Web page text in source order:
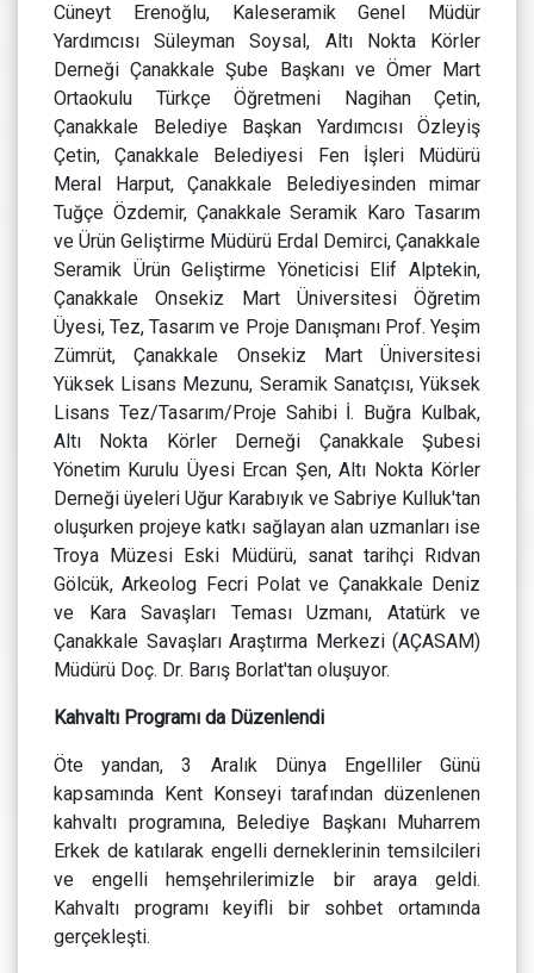
Cüneyt Erenoğlu, Kaleseramik Genel Müdür
Yardımcısı Süleyman Soysal, Altı Nokta Körler
Derneği Çanakkale Şube Başkanı ve Ömer Mart
Ortaokulu Türkçe Öğretmeni Nagihan Çetin,
Çanakkale Belediye Başkan Yardımcısı Özleyiş
Çetin, Çanakkale Belediyesi Fen İşleri Müdürü
Meral Harput, Çanakkale Belediyesinden mimar
Tuğçe Özdemir, Çanakkale Seramik Karo Tasarım
ve Ürün Geliştirme Müdürü Erdal Demirci, Çanakkale
Seramik Ürün Geliştirme Yöneticisi Elif Alptekin,
Çanakkale Onsekiz Mart Üniversitesi Öğretim
Üyesi, Tez, Tasarım ve Proje Danışmanı Prof. Yeşim
Zümrüt, Çanakkale Onsekiz Mart Üniversitesi
Yüksek Lisans Mezunu, Seramik Sanatçısı, Yüksek
Lisans Tez/Tasarım/Proje Sahibi İ. Buğra Kulbak,
Altı Nokta Körler Derneği Çanakkale Şubesi
Yönetim Kurulu Üyesi Ercan Şen, Altı Nokta Körler
Derneği üyeleri Uğur Karabıyık ve Sabriye Kulluk'tan
oluşurken projeye katkı sağlayan alan uzmanları ise
Troya Müzesi Eski Müdürü, sanat tarihçi Rıdvan
Gölcük, Arkeolog Fecri Polat ve Çanakkale Deniz
ve Kara Savaşları Teması Uzmanı, Atatürk ve
Çanakkale Savaşları Araştırma Merkezi (AÇASAM)
Müdürü Doç. Dr. Barış Borlat'tan oluşuyor.
Kahvaltı Programı da Düzenlendi
Öte yandan, 3 Aralık Dünya Engelliler Günü
kapsamında Kent Konseyi tarafından düzenlenen
kahvaltı programına, Belediye Başkanı Muharrem
Erkek de katılarak engelli derneklerinin temsilcileri
ve engelli hemşehrilerimizle bir araya geldi.
Kahvaltı programı keyifli bir sohbet ortamında
gerçekleşti.